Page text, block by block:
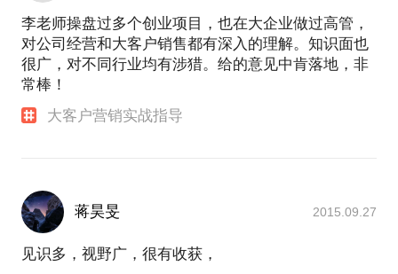
李老师操盘过多个创业项目，也在大企业做过高管，
对公司经营和大客户销售都有深入的理解。知识面也
很广，对不同行业均有涉猎。给的意见中肯落地，非
常棒！
大客户营销实战指导
蒋昊旻 2015.09.27
见识多，视野广，很有收获，